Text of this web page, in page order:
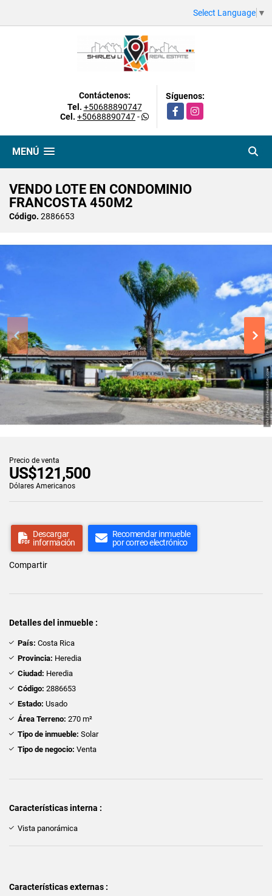
Select Language ▼
Contáctenos:
Tel. +50688890747
Cel. +50688890747-
Síguenos:
FacebookInstagram
MENÚ
VENDO LOTE EN CONDOMINIO
FRANCOSTA 450M2
Código. 2886653
Precio de venta
US$121,500
Dólares Americanos
Descargar
información
Recomendar inmueble
por correo electrónico
Compartir
Detalles del inmueble :
País: Costa Rica
Provincia: Heredia
Ciudad: Heredia
Código: 2886653
Estado: Usado
Área Terreno: 270 m²
Tipo de inmueble: Solar
Tipo de negocio: Venta
Características interna :
Vista panorámica
Características externas :